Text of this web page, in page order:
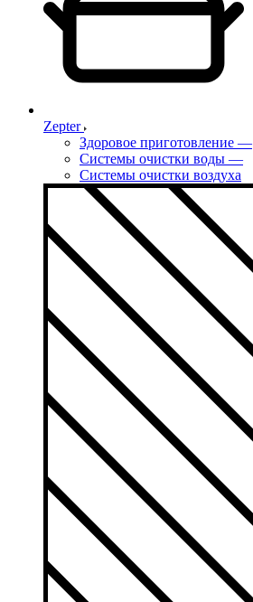
Zepter
Здоровое приготовление —
Системы очистки воды —
Системы очистки воздуха